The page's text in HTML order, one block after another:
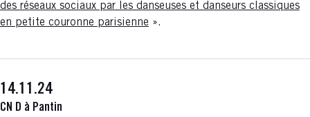
des réseaux sociaux par les danseuses et danseurs classiques
en petite couronne parisienne ».
14.11.24
CN D à Pantin